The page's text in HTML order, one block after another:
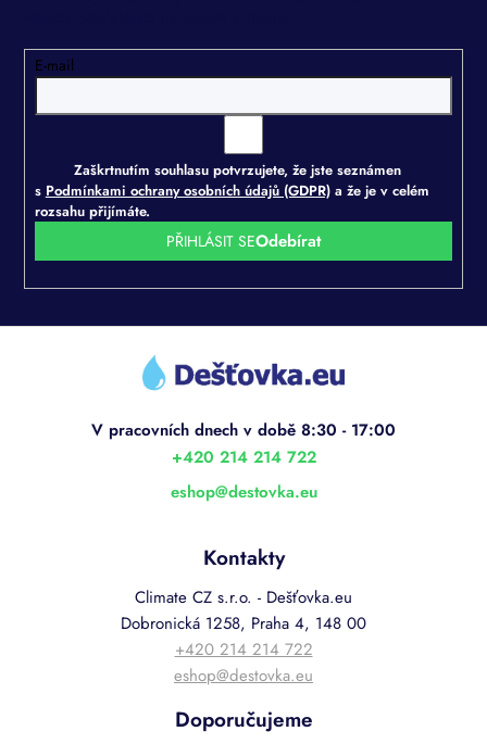
v
ý
i
u
E-mail
Zaškrtnutím souhlasu potvrzujete, že jste seznámen
s Podmínkami ochrany osobních údajů (GDPR)a že je v celém
rozsahu přijímáte.
PŘIHLÁSIT SE
Z
eshop@destovka.eu
+420 214 214 722
Kontakty
Climate CZ s.r.o. - Dešťovka.eu
Dobronická 1258, Praha 4, 148 00
+420 214 214 722
eshop@destovka.eu
Doporučujeme